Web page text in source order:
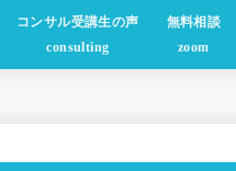
コンサル受講生の声
consulting
無料相談
zoom